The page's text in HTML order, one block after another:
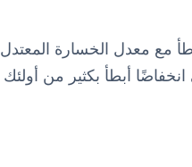
الأداء ثابتًا نسبيًا من سن 25 - 35 ، ويتسارع من 35 - 50 ، ويتباطأ مع معدل الخسارة المعتدل
أبطأ بكثير من أولئك